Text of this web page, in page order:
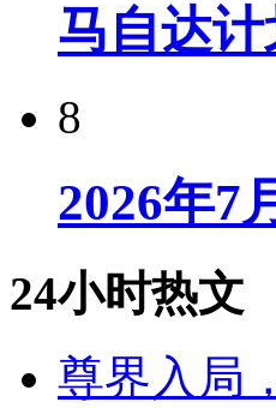
马自达
8
2026年7
24小时热文
尊界入局